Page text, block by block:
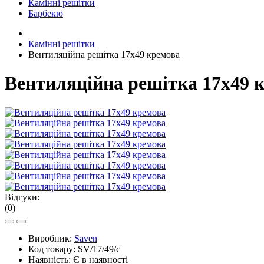
Камінні решітки
Барбекю
Камінні решітки
Вентиляційна решітка 17х49 кремова
Вентиляційна решітка 17х49
Відгуки:
(0)
Виробник: Saven
Код товару: SV/17/49/с
Наявність: Є в наявності